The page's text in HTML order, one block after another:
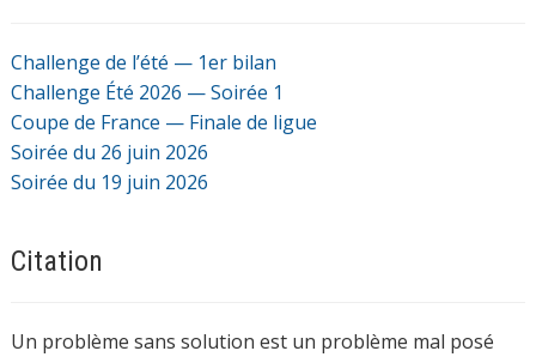
Challenge de l’été — 1er bilan
Challenge Été 2026 — Soirée 1
Coupe de France — Finale de ligue
Soirée du 26 juin 2026
Soirée du 19 juin 2026
Citation
Un problème sans solution est un problème mal posé